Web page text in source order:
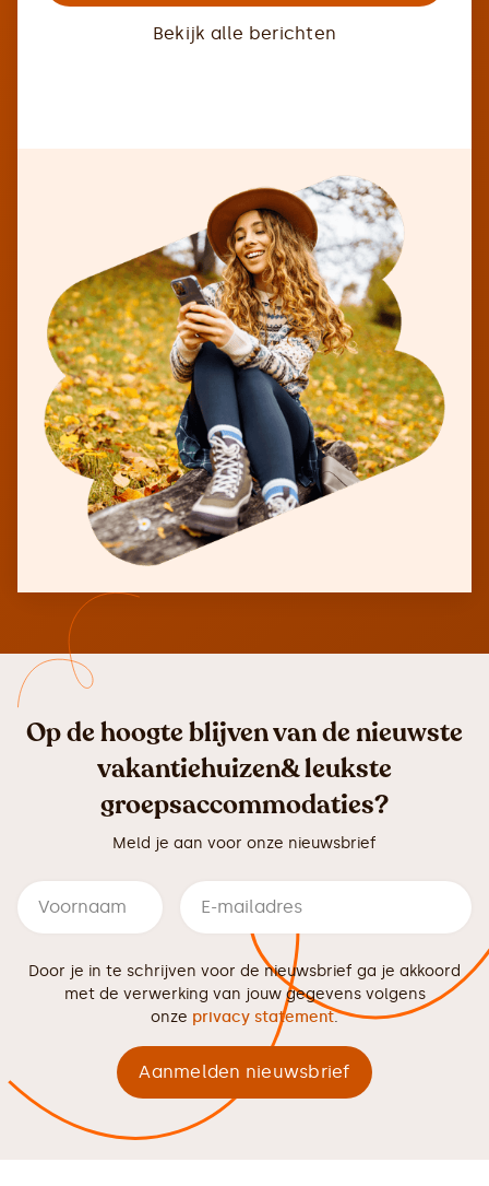
Bekijk alle berichten
Op de hoogte blijven van de nieuwste
vakantiehuizen& leukste
groepsaccommodaties?
Meld je aan voor onze nieuwsbrief
Door je in te schrijven voor de nieuwsbrief ga je akkoord
met de verwerking van jouw gegevens volgens
onze privacy statement.